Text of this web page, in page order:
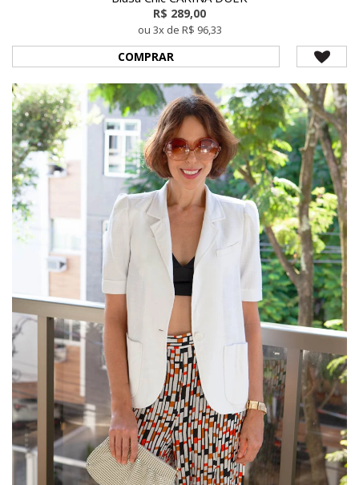
R$ 289,00
ou 3x de R$ 96,33
COMPRAR